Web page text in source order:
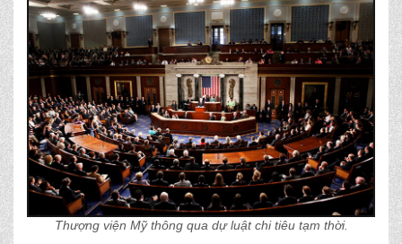
Thượng viện Mỹ thông qua dự luật chi tiêu tạm thời.